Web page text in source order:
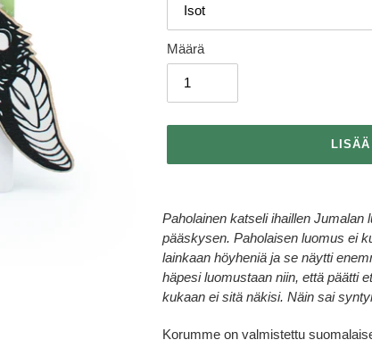
Määrä
lisääminen
ostoskoriin
Paholainen katseli ihaillen
pääskysen. Paholaisen luomus ei
lainkaan höyheniä ja se näytti
häpesi luomustaan niin, että päätti
kukaan ei sitä näkisi. Näin sai
Korumme on valmistettu